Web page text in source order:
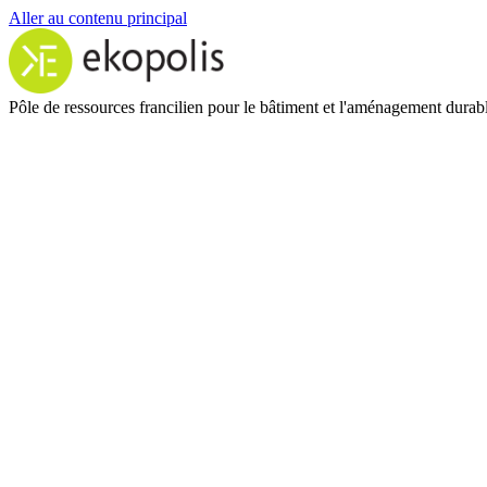
Aller au contenu principal
Pôle de ressources francilien pour le bâtiment et l'aménagement